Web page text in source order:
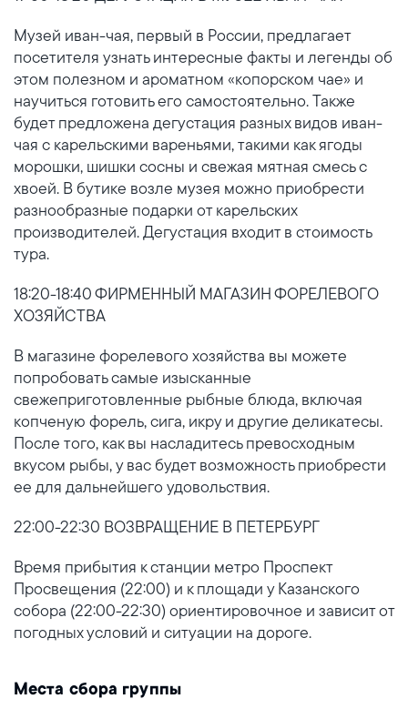
Музей иван-чая, первый в России, предлагает
посетителя узнать интересные факты и легенды об
этом полезном и ароматном «копорском чае» и
научиться готовить его самостоятельно. Также
будет предложена дегустация разных видов иван-
чая с карельскими вареньями, такими как ягоды
морошки, шишки сосны и свежая мятная смесь с
хвоей. В бутике возле музея можно приобрести
разнообразные подарки от карельских
производителей. Дегустация входит в стоимость
тура.
18:20-18:40 ФИРМЕННЫЙ МАГАЗИН ФОРЕЛЕВОГО
ХОЗЯЙСТВА
В магазине форелевого хозяйства вы можете
попробовать самые изысканные
свежеприготовленные рыбные блюда, включая
копченую форель, сига, икру и другие деликатесы.
После того, как вы насладитесь превосходным
вкусом рыбы, у вас будет возможность приобрести
ее для дальнейшего удовольствия.
22:00-22:30 ВОЗВРАЩЕНИЕ В ПЕТЕРБУРГ
Время прибытия к станции метро Проспект
Просвещения (22:00) и к площади у Казанского
собора (22:00-22:30) ориентировочное и зависит от
погодных условий и ситуации на дороге.
Места сбора группы